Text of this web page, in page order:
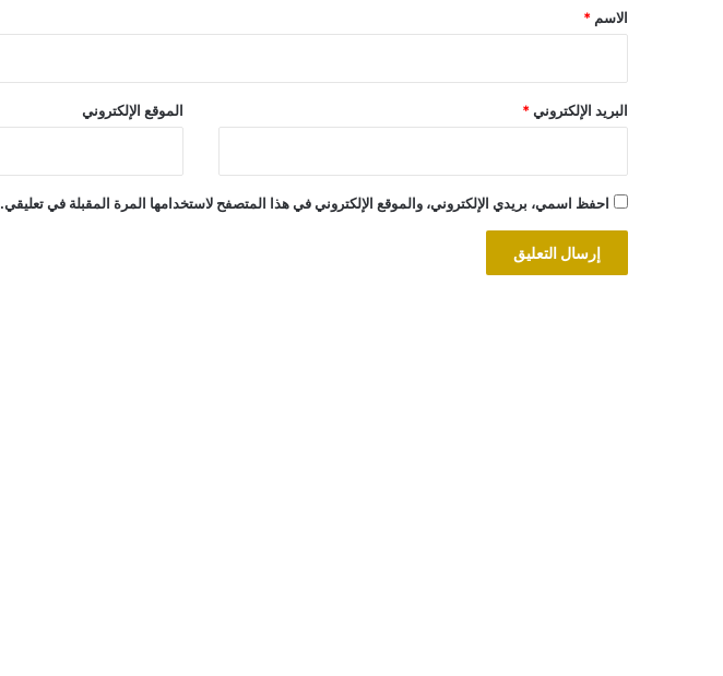
*
الاسم *
البريد الإلكتروني* الموقع الإلكتروني
احفظ اسمي، بريدي الإلكتروني، والموقع الإلكتروني في هذا المتصفح لاستخدامها المرة المقبلة في تعليقي.